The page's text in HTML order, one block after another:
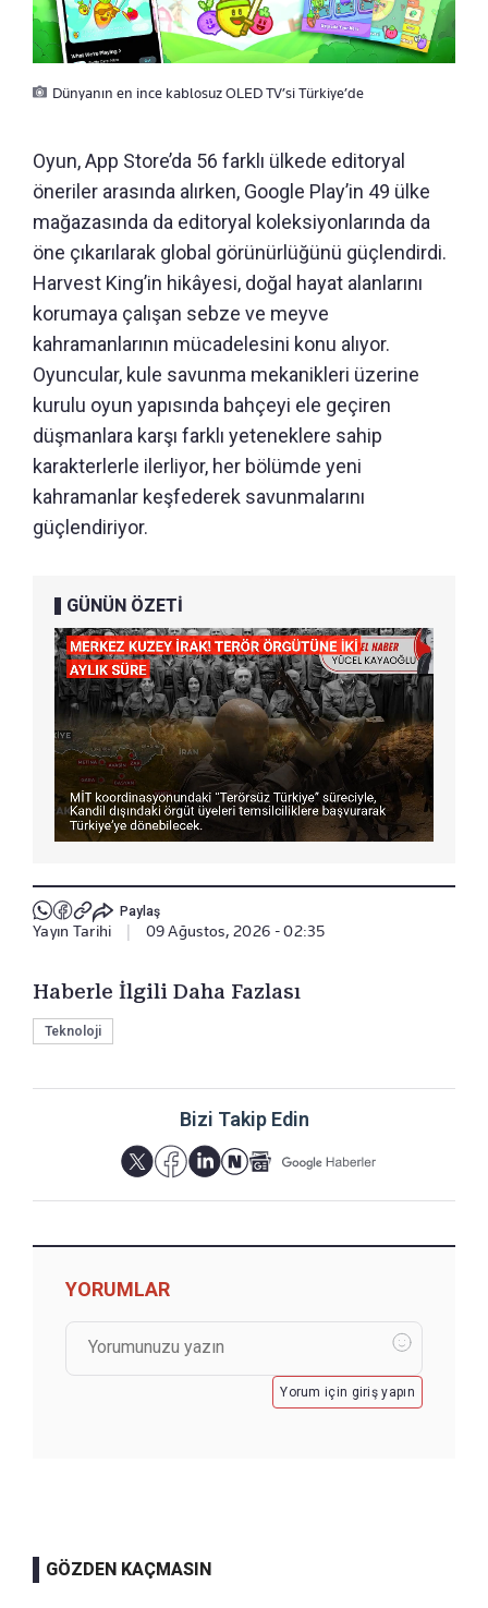
Dünyanın en ince kablosuz OLED TV’si Türkiye’de
Oyun, App Store’da 56 farklı ülkede editoryal
öneriler arasında alırken, Google Play’in 49 ülke
mağazasında da editoryal koleksiyonlarında da
öne çıkarılarak global görünürlüğünü güçlendirdi.
Harvest King’in hikâyesi, doğal hayat alanlarını
korumaya çalışan sebze ve meyve
kahramanlarının mücadelesini konu alıyor.
Oyuncular, kule savunma mekanikleri üzerine
kurulu oyun yapısında bahçeyi ele geçiren
düşmanlara karşı farklı yeteneklere sahip
karakterlerle ilerliyor, her bölümde yeni
kahramanlar keşfederek savunmalarını
güçlendiriyor.
GÜNÜN ÖZETİ
Paylaş
Yayın Tarihi 09 Ağustos, 2026 - 02:35
Haberle İlgili Daha Fazlası
Teknoloji
Bizi Takip Edin
YORUMLAR
Yorum için giriş yapın
GÖZDEN KAÇMASIN